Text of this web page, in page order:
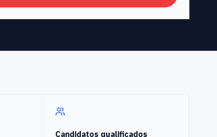
Candidatos qualificados